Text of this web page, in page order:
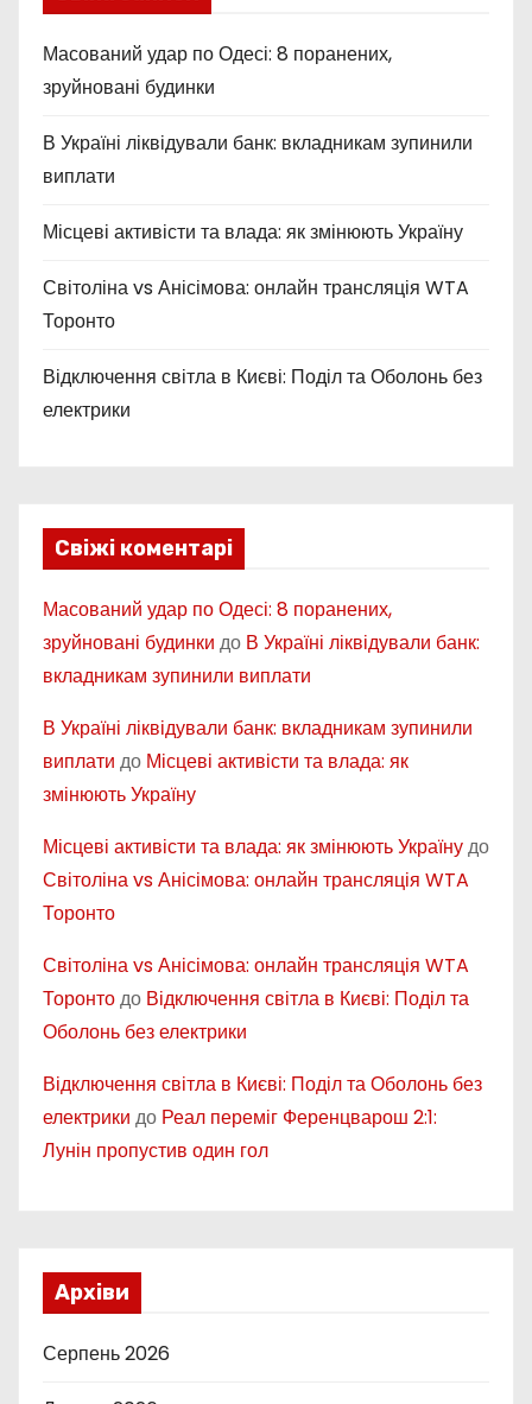
Масований удар по Одесі: 8 поранених,
зруйновані будинки
В Україні ліквідували банк: вкладникам зупинили
виплати
Місцеві активісти та влада: як змінюють Україну
Світоліна vs Анісімова: онлайн трансляція WTA
Торонто
Відключення світла в Києві: Поділ та Оболонь без
електрики
Свіжі коментарі
Масований удар по Одесі: 8 поранених,
зруйновані будинки до В Україні ліквідували банк:
вкладникам зупинили виплати
В Україні ліквідували банк: вкладникам зупинили
виплати до Місцеві активісти та влада: як
змінюють Україну
Місцеві активісти та влада: як змінюють Українудо
Світоліна vs Анісімова: онлайн трансляція WTA
Торонто
Світоліна vs Анісімова: онлайн трансляція WTA
Торонтодо Відключення світла в Києві: Поділ та
Оболонь без електрики
Відключення світла в Києві: Поділ та Оболонь без
електрики до Реал переміг Ференцварош 2:1:
Лунін пропустив один гол
Архіви
Серпень 2026